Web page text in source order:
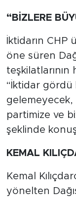
“BİZLERE
İktidarın CHP
öne süren
teşkilatlarının
“İktidar gördü
partimize ve
şeklinde
KEMAL
Kemal
yönelten